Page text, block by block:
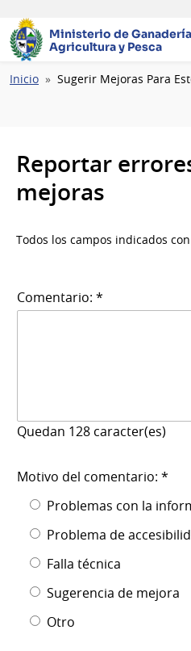
Ministerio de
Agricultura y Pesca
Ruta
Inicio Sugerir Mejoras Para
Reportar
mejoras
Todos los campos indicados
Comentario: *
Quedan 128 caracter(es)
Motivo del comentario: *
Problemas con la
Problema de
Falla técnica
Sugerencia de mejora
Otro